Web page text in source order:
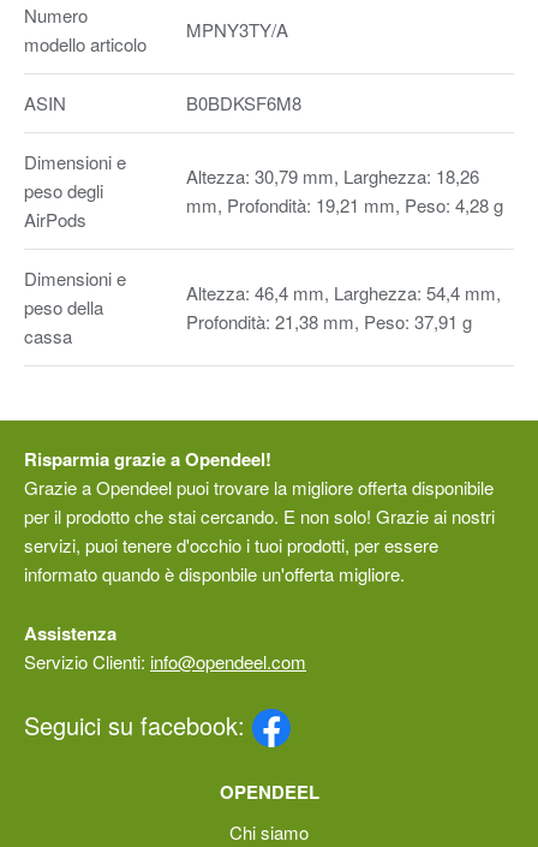
Numero
modello articolo
MPNY3TY/A
ASIN B0BDKSF6M8
Dimensioni e
peso degli
AirPods
Altezza: 30,79 mm, Larghezza: 18,26
mm, Profondità: 19,21 mm, Peso: 4,28 g
Dimensioni e
peso della
cassa
Altezza: 46,4 mm, Larghezza: 54,4 mm,
Profondità: 21,38 mm, Peso: 37,91 g
Risparmia grazie a Opendeel!
Grazie a Opendeel puoi trovare la migliore offerta disponibile
per il prodotto che stai cercando. E non solo! Grazie ai nostri
servizi, puoi tenere d'occhio i tuoi prodotti, per essere
informato quando è disponbile un'offerta migliore.
Assistenza
Servizio Clienti: info@opendeel.com
Seguici su facebook:
OPENDEEL
Chi siamo